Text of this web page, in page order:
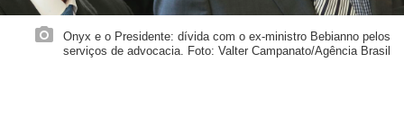
Onyx e o Presidente: dívida com o ex-ministro Bebianno pelos
serviços de advocacia. Foto: Valter Campanato/Agência Brasil